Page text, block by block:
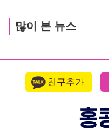
많이 본 뉴스
친구추가